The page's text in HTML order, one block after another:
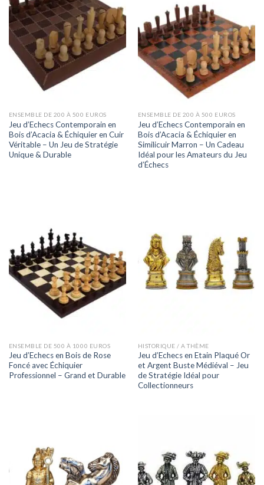
ENSEMBLE DE 200 À 500 EUROS
Jeu d’Echecs Contemporain en
Bois d’Acacia & Échiquier en Cuir
Véritable – Un Jeu de Stratégie
Unique & Durable
ENSEMBLE DE 200 À 500 EUROS
Jeu d’Echecs Contemporain en
Bois d’Acacia & Échiquier en
Similicuir Marron – Un Cadeau
Idéal pour les Amateurs du Jeu
d’Échecs
ENSEMBLE DE 500 À 1000 EUROS
Jeu d’Echecs en Bois de Rose
Foncé avec Échiquier
Professionnel – Grand et Durable
HISTORIQUE / A THÈME
Jeu d’Echecs en Etain Plaqué Or
et Argent Buste Médiéval – Jeu
de Stratégie Idéal pour
Collectionneurs